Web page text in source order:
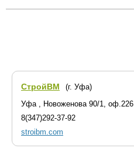
СтройВМ
(г. Уфа)
Уфа , Новоженова 90/1, оф.226
8(347)292-37-92
stroibm.com